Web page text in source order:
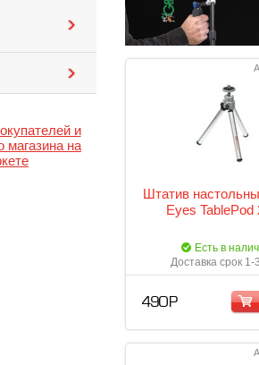
Штатив
Eyes TablePod
Есть в
Доставка срок 1-
490 Р